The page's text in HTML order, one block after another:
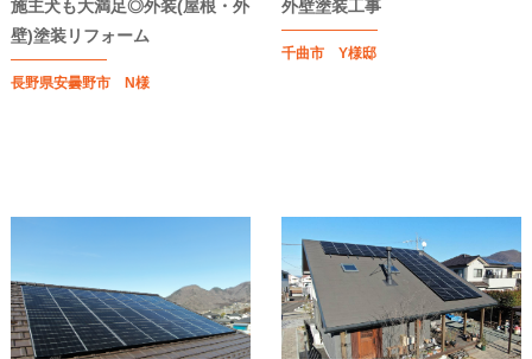
施主犬も大満足◎外装(屋根・外
壁)塗装リフォーム
長野県安曇野市 N様
外壁塗装工事
千曲市 Y様邸